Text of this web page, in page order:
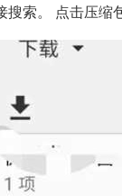
搜索。 点击压缩